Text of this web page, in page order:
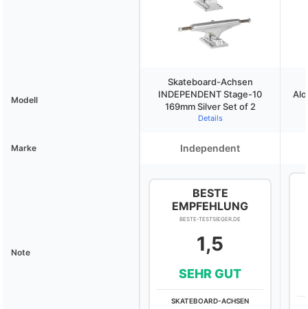
Modell
Skateboard-Achsen
INDEPENDENT Stage-10
169mm Silver Set of 2
Details
Marke Independent
Note
BESTE
EMPFEHLUNG
BESTE-TESTSIEGER.DE
1,5
SEHR GUT
SKATEBOARD-ACHSEN